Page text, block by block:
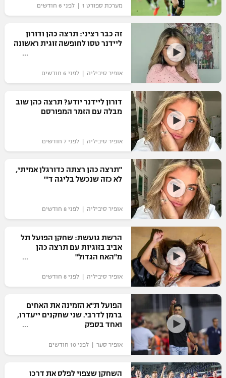
"מחצית בשכונה" – פודקאסט
משתתפים וזוכים בפרסים
תקנון משתתפים וזוכים בפרסים
תקנון עבור פעילות אלקטרה
תקנון עבור פעילות ספורט 1 – "מרלן"
טניס
גיימינג E-Sports
תנאי שימוש
מדיניות פרטיות
תקנון פעילות ספורט 1
רשיון להקרנה פומבית לבית עסק
הצטרפות לחבילת הערוצים
לוח דרושים – ג'ובנט
המגזין
ספורט מוטורי
כדורמים
פוטבול אמריקאי NFL
בייסבול MLB
ספורט אתגרי ואקסטרים
אומנויות לחימה
גיימינג E-Sports
מערכת ספורט 1 | לפני 6 חודשים
זה כבר רציני: תרצה כהן ודורון
ליידנר טסו לחופשה זוגית ראשונה
אופיר סיביליה | לפני 6 חודשים
דורון ליידנר יודע? תרצה כהן שוב
מבלה עם הזמר המפורסם
אופיר סיביליה | לפני 7 חודשים
"תרצה כהן רצתה כדורגלן אמיתי,
לא כזה שנכשל בליגה ד'"
אופיר סיביליה | לפני 8 חודשים
הרשת גועשת: שחקן הפועל תל
אביב בזוגיות עם תרצה כהן
מ"האח הגדול"
אופיר סיביליה | לפני 8 חודשים
הפועל ת"א הזמינה את האחים
ברמן לדרבי. שני שחקנים ייעדרו,
ואחד בספק
אופיר סער | לפני 10 חודשים
השחקן שצפוי לפלס את דרכו